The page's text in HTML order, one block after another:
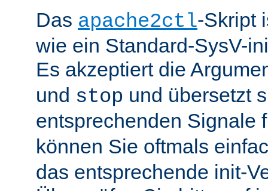
Das apache2ctl-Skript
wie ein Standard-SysV-
Es akzeptiert die
und stop und übersetzt
entsprechenden Signale
können Sie oftmals
das entsprechende init-